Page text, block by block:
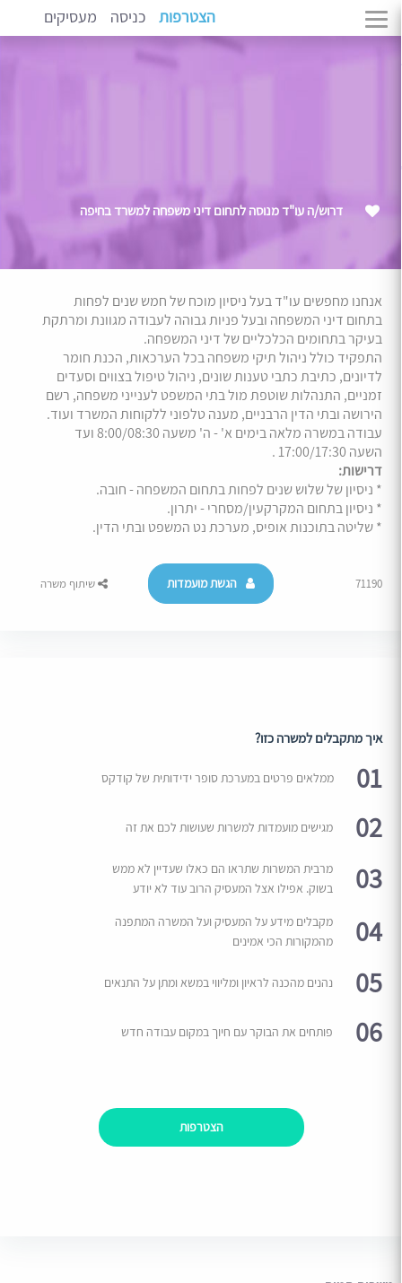
הצטרפות כניסה מעסיקים
דרוש/ה עו"ד מנוסה לתחום דיני משפחה למשרד בחיפה
אנחנו מחפשים עו"ד בעל ניסיון מוכח של חמש שנים לפחות
בתחום דיני המשפחה ובעל פניות גבוהה לעבודה מגוונת ומרתקת
בעיקר בתחומים הכלכליים של דיני המשפחה.
התפקיד כולל ניהול תיקי משפחה בכל הערכאות, הכנת חומר
לדיונים, כתיבת כתבי טענות שונים, ניהול טיפול בצווים וסעדים
זמניים, התנהלות שוטפת מול בתי המשפט לענייני משפחה, רשם
הירושה ובתי הדין הרבניים, מענה טלפוני ללקוחות המשרד ועוד.
עבודה במשרה מלאה בימים א' - ה' משעה 8:00/08:30 ועד
השעה 17:00/17:30 .
דרישות:
* ניסיון של שלוש שנים לפחות בתחום המשפחה - חובה.
* ניסיון בתחום המקרקעין/מסחרי - יתרון.
* שליטה בתוכנות אופיס, מערכת נט המשפט ובתי הדין.
71190 הגשת מועמדות שיתוף משרה
איך מתקבלים למשרה כזו?
01 ממלאים פרטים במערכת סופר ידידותית של קודקס
02 מגישים מועמדות למשרות שעושות לכם את זה
03
מרבית המשרות שתראו הם כאלו שעדיין לא ממש
בשוק. אפילו אצל המעסיק הרוב עוד לא יודע
04
מקבלים מידע על המעסיק ועל המשרה המתפנה
מהמקורות הכי אמינים
05 נהנים מהכנה לראיון ומליווי במשא ומתן על התנאים
06 פותחים את הבוקר עם חיוך במקום עבודה חדש
הצטרפות